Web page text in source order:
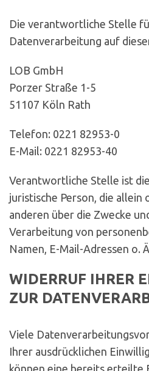
Die verantwortliche Stelle
Datenverarbeitung auf
LOB GmbH
Porzer Straße 1-5
51107 Köln Rath
Telefon: 0221 82953-0
E-Mail: 0221 82953-40
Verantwortliche Stelle ist
juristische Person, die allein
anderen über die Zwecke
Verarbeitung von
Namen, E-Mail-Adressen o.
WIDERRUF IHRER
ZUR
Viele
Ihrer ausdrücklichen
können eine bereits erteilte